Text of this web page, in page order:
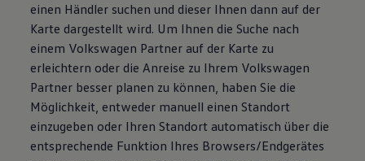
einen Händler suchen und dieser Ihnen dann auf der
Karte dargestellt wird. Um Ihnen die Suche nach
einem Volkswagen Partner auf der Karte zu
erleichtern oder die Anreise zu Ihrem Volkswagen
Partner besser planen zu können, haben Sie die
Möglichkeit, entweder manuell einen Standort
einzugeben oder Ihren Standort automatisch über die
entsprechende Funktion Ihres Browsers/Endgerätes